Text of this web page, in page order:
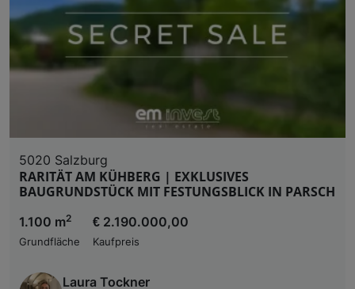
5020 Salzburg
RARITÄT AM KÜHBERG | EXKLUSIVES
BAUGRUNDSTÜCK MIT FESTUNGSBLICK IN PARSCH
1.100 m2
Grundfläche
€ 2.190.000,00
Kaufpreis
Laura Tockner